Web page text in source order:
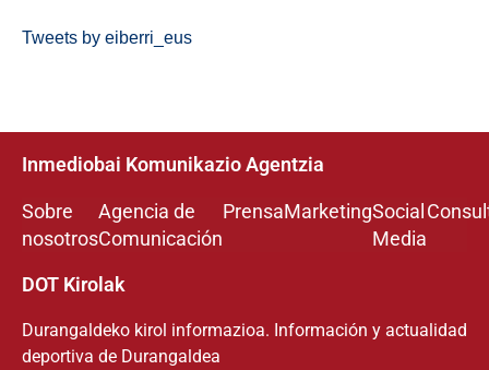
Tweets by eiberri_eus
Inmediobai Komunikazio Agentzia
Sobre
nosotros
Agencia de
Comunicación
PrensaMarketingSocial
Media
DOT Kirolak
Durangaldeko kirol informazioa. Información y actualidad
deportiva de Durangaldea